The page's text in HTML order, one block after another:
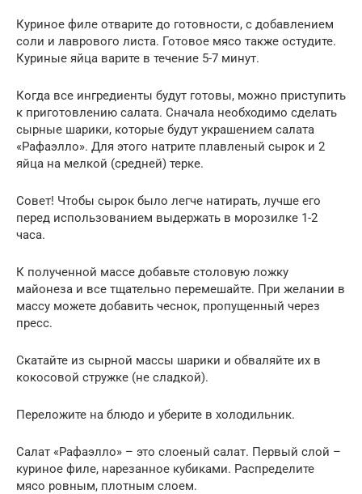
Куриное филе отварите до готовности, с добавлением
соли и лаврового листа. Готовое мясо также остудите.
Куриные яйца варите в течение 5-7 минут.
Когда все ингредиенты будут готовы, можно приступить
к приготовлению салата. Сначала необходимо сделать
сырные шарики, которые будут украшением салата
«Рафаэлло». Для этого натрите плавленый сырок и 2
яйца на мелкой (средней) терке.
Совет! Чтобы сырок было легче натирать, лучше его
перед использованием выдержать в морозилке 1-2
часа.
К полученной массе добавьте столовую ложку
майонеза и все тщательно перемешайте. При желании в
массу можете добавить чеснок, пропущенный через
пресс.
Скатайте из сырной массы шарики и обваляйте их в
кокосовой стружке (не сладкой).
Переложите на блюдо и уберите в холодильник.
Салат «Рафаэлло» – это слоеный салат. Первый слой –
куриное филе, нарезанное кубиками. Распределите
мясо ровным, плотным слоем.